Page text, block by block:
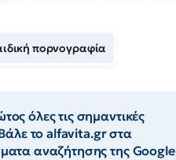
πορνογραφία
όλες τις σημαντικές
Βάλε το alfavita.gr στα
αναζήτησης της Google